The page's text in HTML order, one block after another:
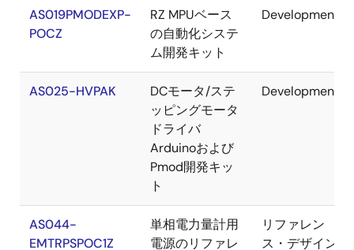
AS019PMODEXP-
POCZ
RZ MPUベース
の自動化システ
ム開発キット
Development
AS025-HVPAK
DCモータ/ステ
ッピングモータ
ドライバ
Arduinoおよび
Pmod開発キッ
ト
Development
AS044-
EMTRPSPOC1Z
単相電力量計用
電源のリファレ
リファレン
ス・デザイン